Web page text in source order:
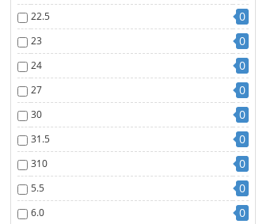
22.5 0
23 0
24 0
27 0
30 0
31.5 0
310 0
5.5 0
6.0 0